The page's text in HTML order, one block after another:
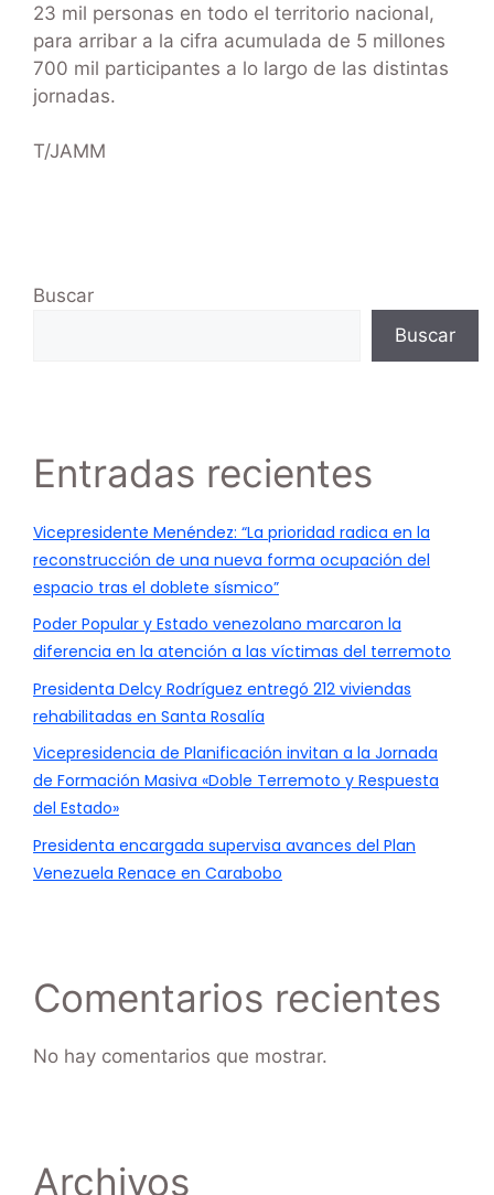
23 mil personas en todo el territorio nacional,
para arribar a la cifra acumulada de 5 millones
700 mil participantes a lo largo de las distintas
jornadas.
T/JAMM
Buscar
Buscar
Entradas recientes
Vicepresidente Menéndez: “La prioridad radica en la
reconstrucción de una nueva forma ocupación del
espacio tras el doblete sísmico”
Poder Popular y Estado venezolano marcaron la
diferencia en la atención a las víctimas del terremoto
Presidenta Delcy Rodríguez entregó 212 viviendas
rehabilitadas en Santa Rosalía
Vicepresidencia de Planificación invitan a la Jornada
de Formación Masiva «Doble Terremoto y Respuesta
del Estado»
Presidenta encargada supervisa avances del Plan
Venezuela Renace en Carabobo
Comentarios recientes
No hay comentarios que mostrar.
Archivos